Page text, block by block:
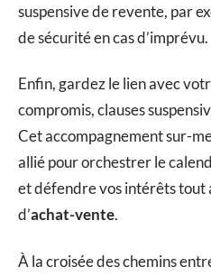
suspensive de revente, par
de sécurité en cas d’imprévu.
Enfin, gardez le lien avec
compromis, clauses
Cet accompagnement sur-
allié pour orchestrer le
et défendre vos intérêts tout
d’achat-vente.
À la croisée des chemins